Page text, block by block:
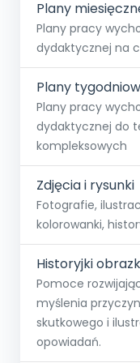
Społeczność
+48 12
O miesięczniku
Strona główna
O Akademii
Poznaj pakiet
Testuj
Wszystkie
Skontaktuj się
Plany
Plany pracy
dydaktycznej na
Plany
Plany pracy
dydaktycznej do
kompleksowych
Zdjęcia i rysunki
Fotografie,
kolorowanki,
Historyjki
Pomoce
myślenia
skutkowego i
opowiadań.